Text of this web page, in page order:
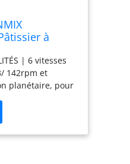
à
à
| 6 vitesses
142rpm et
planétaire, pour
afin que
une densité et
🔗|
| Bol avec